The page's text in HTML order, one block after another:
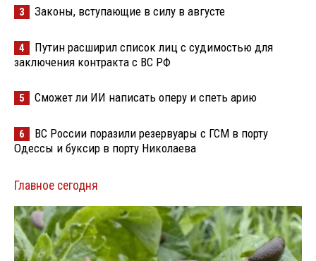
3 Законы, вступающие в силу в августе
4
Путин расширил список лиц с судимостью для
заключения контракта с ВС РФ
5 Сможет ли ИИ написать оперу и спеть арию
6
ВС России поразили резервуары с ГСМ в порту
Одессы и буксир в порту Николаева
Главное сегодня